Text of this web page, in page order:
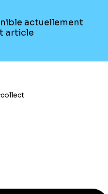
actuellement
article